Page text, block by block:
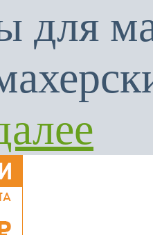
для